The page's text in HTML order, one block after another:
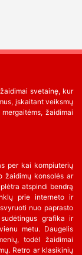
svetainę, kur
įskaitant veiksmų
žaidimai
per kai kompiuterių
žaidimų konsolės ar
atspindi bendrą
prie interneto ir
nuo paprasto
grafika ir
metu. Daugelis
todėl žaidimai
Retro ar klasikinių